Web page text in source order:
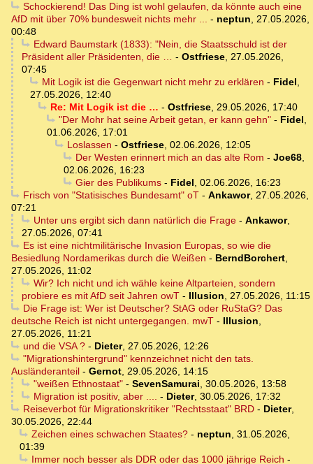
Schockierend! Das Ding ist wohl gelaufen, da könnte auch eine
AfD mit über 70% bundesweit nichts mehr ... - neptun, 27.05.2026,
00:48
Edward Baumstark (1833): "Nein, die Staatsschuld ist der
Präsident aller Präsidenten, die … - Ostfriese, 27.05.2026,
07:45
Mit Logik ist die Gegenwart nicht mehr zu erklären - Fidel,
27.05.2026, 12:40
Re: Mit Logik ist die … - Ostfriese, 29.05.2026, 17:40
"Der Mohr hat seine Arbeit getan, er kann gehn"- Fidel,
01.06.2026, 17:01
Loslassen - Ostfriese, 02.06.2026, 12:05
Der Westen erinnert mich an das alte Rom - Joe68,
02.06.2026, 16:23
Gier des Publikums- Fidel, 02.06.2026, 16:23
Frisch von "Statisisches Bundesamt" oT- Ankawor, 27.05.2026,
07:21
Unter uns ergibt sich dann natürlich die Frage- Ankawor,
27.05.2026, 07:41
Es ist eine nichtmilitärische Invasion Europas, so wie die
Besiedlung Nordamerikas durch die Weißen - BerndBorchert,
27.05.2026, 11:02
Wir? Ich nicht und ich wähle keine Altparteien, sondern
probiere es mit AfD seit Jahren owT - Illusion, 27.05.2026, 11:15
Die Frage ist: Wer ist Deutscher? StAG oder RuStaG? Das
deutsche Reich ist nicht untergegangen. mwT - Illusion,
27.05.2026, 11:21
und die VSA ?- Dieter, 27.05.2026, 12:26
"Migrationshintergrund" kennzeichnet nicht den tats.
Ausländeranteil - Gernot, 29.05.2026, 14:15
"weißen Ethnostaat"- SevenSamurai, 30.05.2026, 13:58
Migration ist positiv, aber .... - Dieter, 30.05.2026, 17:32
Reiseverbot für Migrationskritiker "Rechtsstaat" BRD- Dieter,
30.05.2026, 22:44
Zeichen eines schwachen Staates?- neptun, 31.05.2026,
01:39
Immer noch besser als DDR oder das 1000 jährige Reich -